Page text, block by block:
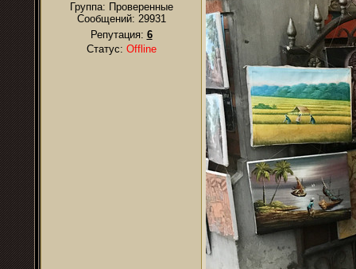
Группа: Проверенные
Сообщений: 29931
Репутация: 6
Статус: Offline